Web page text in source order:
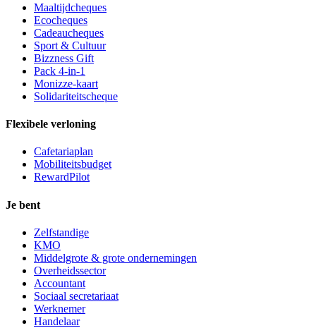
Maaltijdcheques
Ecocheques
Cadeaucheques
Sport & Cultuur
Bizzness Gift
Pack 4-in-1
Monizze-kaart
Solidariteitscheque
Flexibele verloning
Cafetariaplan
Mobiliteitsbudget
RewardPilot
Je bent
Zelfstandige
KMO
Middelgrote & grote ondernemingen
Overheidssector
Accountant
Sociaal secretariaat
Werknemer
Handelaar